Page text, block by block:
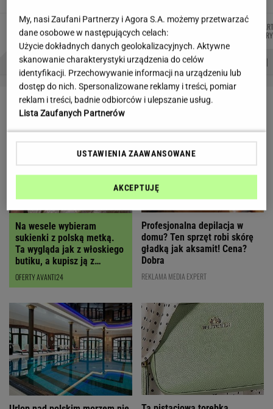
Autorzy:
JACHIMIAK
MICHAŁ
TRELA
NOWAK
PROBLEMY POLSKICH SIATKARZY ZNAK Z '30' WISŁAWA SZYMBORSKA
LETNIE OKAZJE
Na wesele wybieram
sukienki z polską metką.
Ta wygląda jak z włoskiego
butiku, a kupisz ją z
RABATEM
OFERTY AVANTI24
Profesjonalna depilacja w
domu? Ten sprzęt robi skórę
gładką jak aksamit! Cena?
Dobra
REKLAMA MEDIA EXPERT
My, nasi Zaufani Partnerzy i Agora S.A. możemy przetwarzać
dane osobowe w następujących celach:
Użycie dokładnych danych geolokalizacyjnych. Aktywne
skanowanie charakterystyki urządzenia do celów
identyfikacji. Przechowywanie informacji na urządzeniu lub
dostęp do nich. Spersonalizowane reklamy i treści, pomiar
reklam i treści, badnie odbiorców i ulepszanie usług.
Lista Zaufanych Partnerów
USTAWIENIA ZAAWANSOWANE
AKCEPTUJĘ